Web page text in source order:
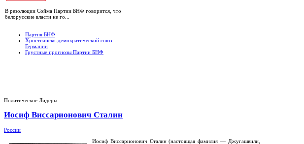
В резолюции Сойма Партии БНФ говорится, что
белорусские власти не го...
Партия БНФ
Христианско-демократический союз
Германии
Грустные прогнозы Партии БНФ
Политические Лидеры
Иосиф Виссарионович Сталин
России
Иосиф Виссарионович Сталин (настоящая фамилия — Джугашвили,